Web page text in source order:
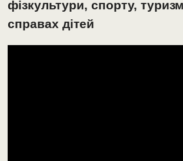
фізкультури, спорту,
справах дітей